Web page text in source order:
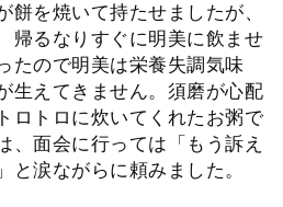
餅を焼いて持たせましたが、
帰るなりすぐに明美に飲ませ
たので明美は栄養失調気味
生えてきません。須磨が心配
ロトロに炊いてくれたお粥で
、面会に行っては「もう訴え
と涙ながらに頼みました。